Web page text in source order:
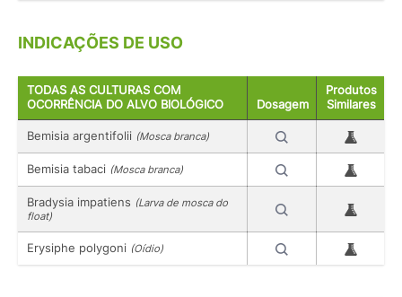
INDICAÇÕES DE USO
TODAS AS CULTURAS COM
OCORRÊNCIA DO ALVO BIOLÓGICO
Dosagem
Produtos
Similares
Bemisia argentifolii (Mosca branca)
Bemisia tabaci (Mosca branca)
Bradysia impatiens (Larva de mosca do
float)
Erysiphe polygoni (Oídio)